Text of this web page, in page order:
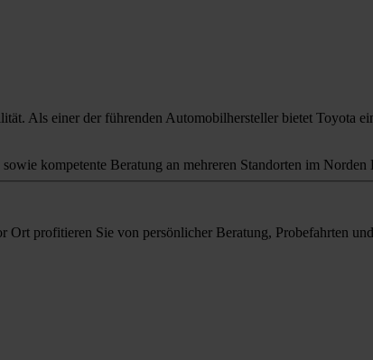
Als einer der führenden Automobilhersteller bietet Toyota
kompetente Beratung an mehreren Standorten im Norden
profitieren Sie von persönlicher Beratung, Probefahrten